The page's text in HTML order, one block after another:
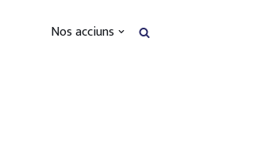
Nos acciuns